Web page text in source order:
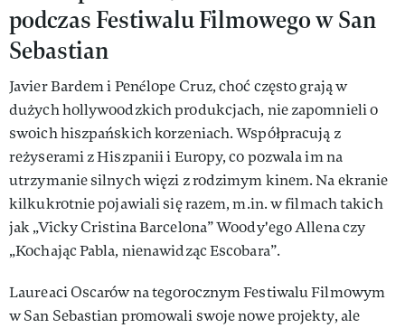
podczas Festiwalu Filmowego w San
Sebastian
Javier Bardem i Penélope Cruz, choć często grają w
dużych hollywoodzkich produkcjach, nie zapomnieli o
swoich hiszpańskich korzeniach. Współpracują z
reżyserami z Hiszpanii i Europy, co pozwala im na
utrzymanie silnych więzi z rodzimym kinem. Na ekranie
kilkukrotnie pojawiali się razem, m.in. w filmach takich
jak „Vicky Cristina Barcelona” Woody'ego Allena czy
„Kochając Pabla, nienawidząc Escobara”.
Laureaci Oscarów na tegorocznym Festiwalu Filmowym
w San Sebastian promowali swoje nowe projekty, ale